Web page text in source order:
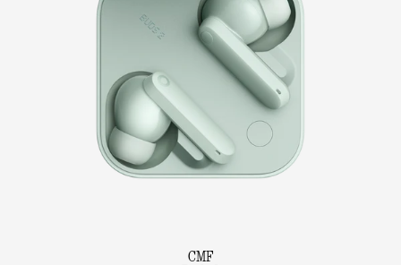
CMF